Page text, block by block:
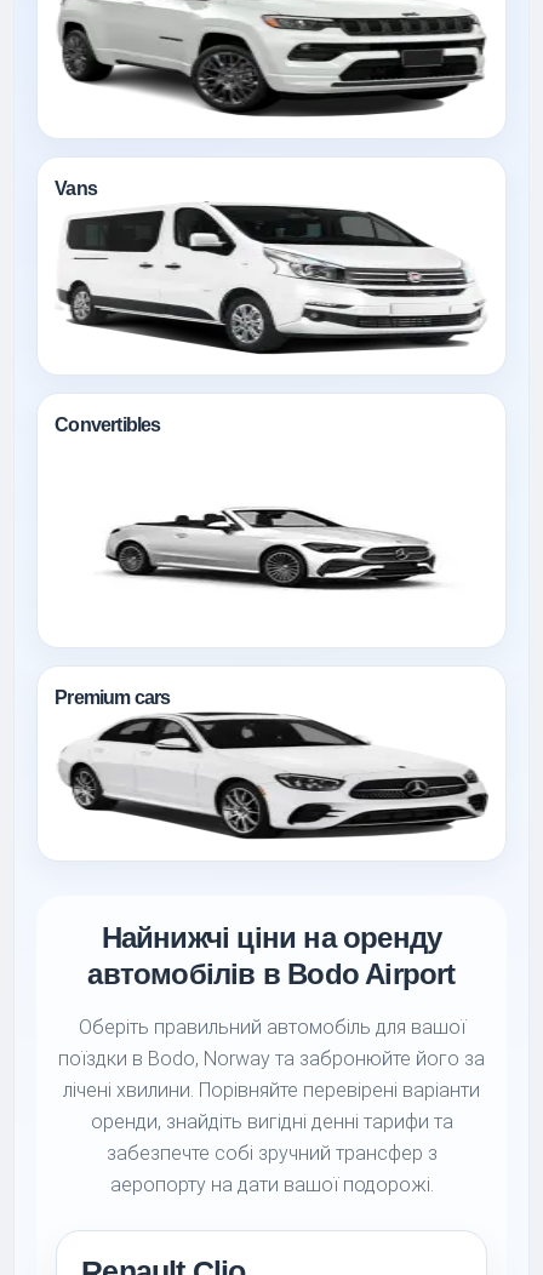
Vans
Convertibles
Premium cars
Найнижчі ціни на оренду
автомобілів в Bodo Airport
Оберіть правильний автомобіль для вашої
поїздки в Bodo, Norway та забронюйте його за
лічені хвилини. Порівняйте перевірені варіанти
оренди, знайдіть вигідні денні тарифи та
забезпечте собі зручний трансфер з
аеропорту на дати вашої подорожі.